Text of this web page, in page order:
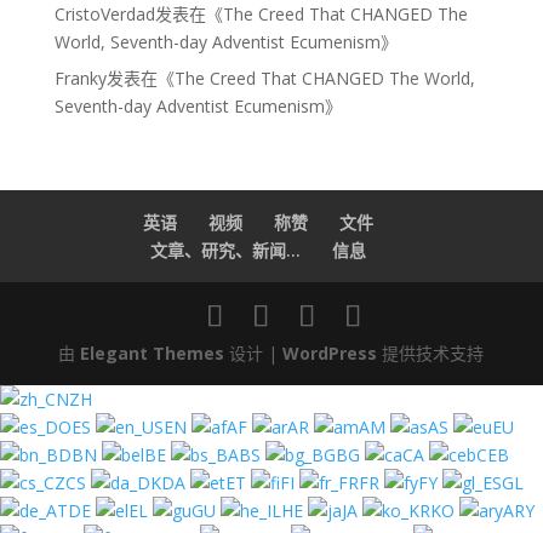
CristoVerdad发表在《The Creed That CHANGED The
World, Seventh-day Adventist Ecumenism》
Franky发表在《The Creed That CHANGED The World,
Seventh-day Adventist Ecumenism》
英语 视频 称赞
文件
文章、研究、新闻...
信息
由 Elegant Themes 设计 |WordPress 提供技术支持
ZH
ES
EN AF AR AM AS
EU
BN
BE BS BG CA
CEB
CS
DA ET FI FR FY
GL
DE
EL GU HE JA KO
ARY